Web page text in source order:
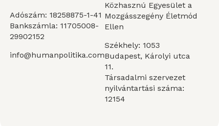
Adószám: 18258875-1-41
Bankszámla: 11705008-
29902152
info@humanpolitika.com
Közhasznú Egyesület a
Mozgásszegény Életmód
Ellen
Székhely: 1053
Budapest, Károlyi utca
11.
Társadalmi szervezet
nyilvántartási száma:
12154